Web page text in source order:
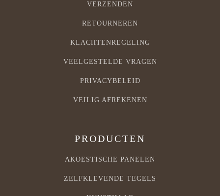
VERZENDEN
RETOURNEREN
KLACHTENREGELING
VEELGESTELDE VRAGEN
PRIVACYBELEID
VEILIG AFREKENEN
PRODUCTEN
AKOESTISCHE PANELEN
ZELFKLEVENDE TEGELS